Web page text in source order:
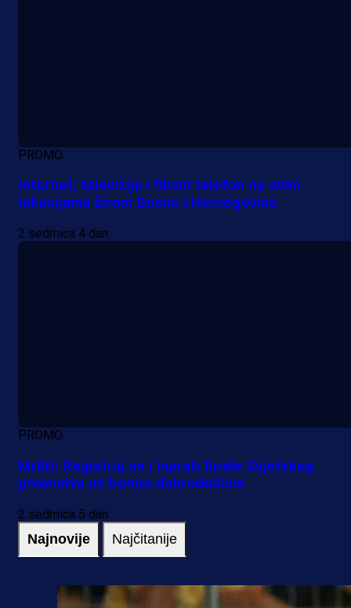
PROMO
Internet, televizija i fiksni telefon na svim
lokacijama širom Bosne i Hercegovine
2 sedmica 4 dan
PROMO
MrBit: Registruj se i isprati finale Svjetskog
prvenstva uz bonus dobrodošlice
2 sedmica 5 dan
Najnovije Najčitanije